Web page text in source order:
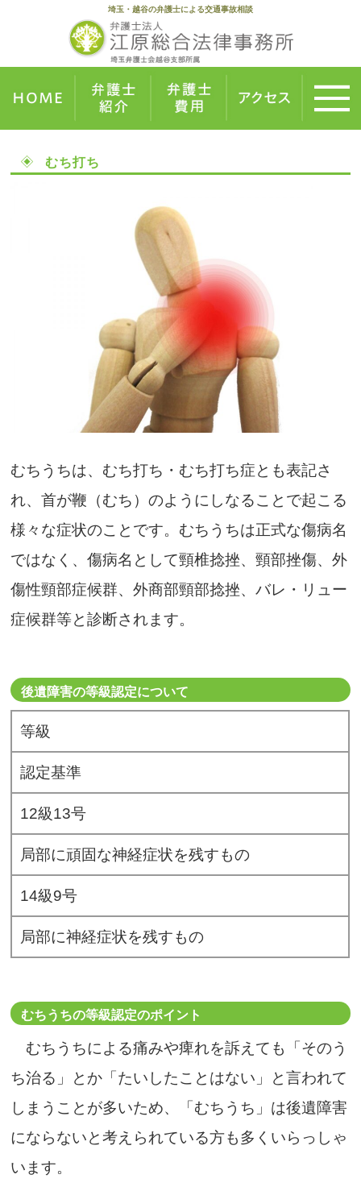
埼玉・越谷の弁護士による交通事故相談
むち打ち
むちうちは、むち打ち・むち打ち症とも表記さ
れ、首が鞭（むち）のようにしなることで起こる
様々な症状のことです。むちうちは正式な傷病名
ではなく、傷病名として頸椎捻挫、頸部挫傷、外
傷性頸部症候群、外商部頸部捻挫、バレ・リュー
症候群等と診断されます。
後遺障害の等級認定について
等級
認定基準
12級13号
局部に頑固な神経症状を残すもの
14級9号
局部に神経症状を残すもの
むちうちの等級認定のポイント
むちうちによる痛みや痺れを訴えても「そのう
ち治る」とか「たいしたことはない」と言われて
しまうことが多いため、「むちうち」は後遺障害
にならないと考えられている方も多くいらっしゃ
います。